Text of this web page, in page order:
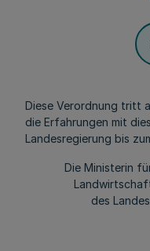
Diese Verordnung tritt
die Erfahrungen mit
Landesregierung bis
Die Ministerin
des